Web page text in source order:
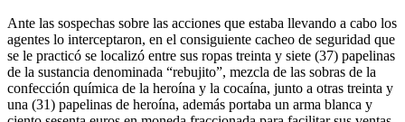
Ante las sospechas sobre las acciones que estaba llevando a cabo los
agentes lo interceptaron, en el consiguiente cacheo de seguridad que
se le practicó se localizó entre sus ropas treinta y siete (37) papelinas
de la sustancia denominada “rebujito”, mezcla de las sobras de la
confección química de la heroína y la cocaína, junto a otras treinta y
una (31) papelinas de heroína, además portaba un arma blanca y